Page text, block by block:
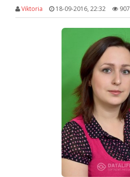
Viktoria 18-09-2016, 22:32 907